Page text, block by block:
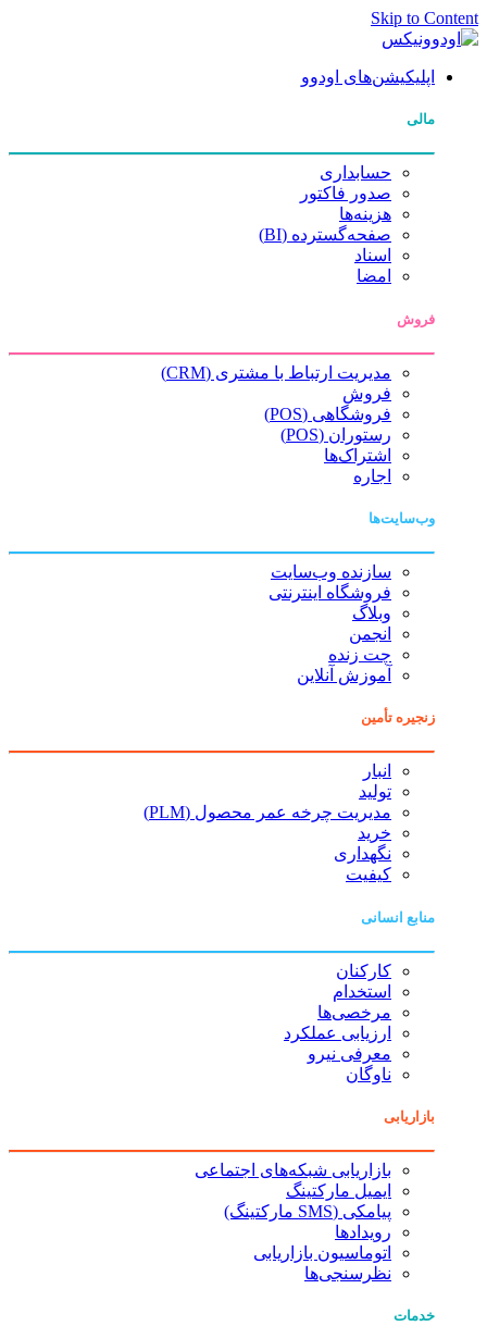
Skip to Content
اپلیکیشن‌های اودوو
مالی
حسابداری
صدور فاکتور
هزینه‌ها
صفحه‌گسترده (BI)
اسناد
امضا
فروش
مدیریت ارتباط با مشتری (CRM)
فروش
فروشگاهی (POS)
رستوران (POS)
اشتراک‌ها
اجاره
وب‌سایت‌ها
سازنده وب‌سایت
فروشگاه اینترنتی
وبلاگ
انجمن
چت زنده
آموزش آنلاین
زنجیره تأمین
انبار
تولید
مدیریت چرخه عمر محصول (PLM)
خرید
نگهداری
کیفیت
منابع انسانی
کارکنان
استخدام
مرخصی‌ها
ارزیابی عملکرد
معرفی نیرو
ناوگان
بازاریابی
بازاریابی شبکه‌های اجتماعی
ایمیل مارکتینگ
پیامکی (SMS مارکتینگ)
رویدادها
اتوماسیون بازاریابی
نظرسنجی‌ها
خدمات